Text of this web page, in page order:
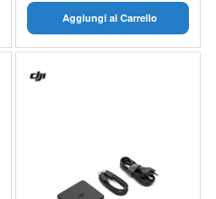
Aggiungi al Carrello